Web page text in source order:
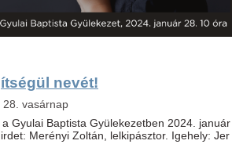
nevét!
28. vasárnap
Gyulai Baptista Gyülekezetben 2024. január
Merényi Zoltán, lelkipásztor. Igehely: Jer